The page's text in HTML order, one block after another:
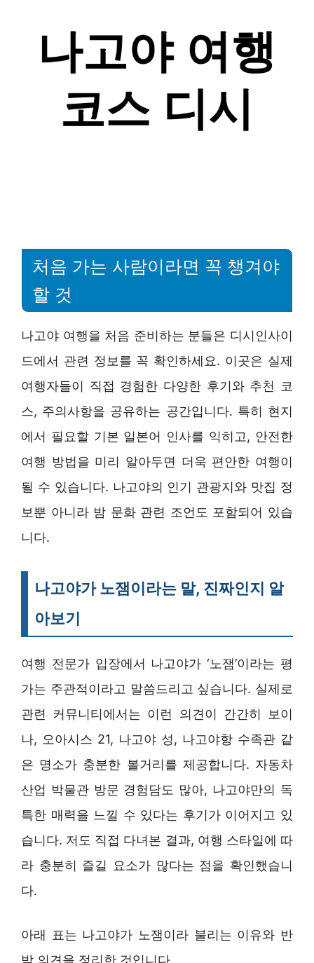
처음 가는 사람이라면 꼭 챙겨야
할 것
나고야 여행을 처음 준비하는 분들은 디시인사이
드에서 관련 정보를 꼭 확인하세요. 이곳은 실제
여행자들이 직접 경험한 다양한 후기와 추천 코
스, 주의사항을 공유하는 공간입니다. 특히 현지
에서 필요할 기본 일본어 인사를 익히고, 안전한
여행 방법을 미리 알아두면 더욱 편안한 여행이
될 수 있습니다. 나고야의 인기 관광지와 맛집 정
보뿐 아니라 밤 문화 관련 조언도 포함되어 있습
니다.
나고야가 노잼이라는 말, 진짜인지 알
아보기
여행 전문가 입장에서 나고야가 ‘노잼’이라는 평
가는 주관적이라고 말씀드리고 싶습니다. 실제로
관련 커뮤니티에서는 이런 의견이 간간히 보이
나, 오아시스 21, 나고야 성, 나고야항 수족관 같
은 명소가 충분한 볼거리를 제공합니다. 자동차
산업 박물관 방문 경험담도 많아, 나고야만의 독
특한 매력을 느낄 수 있다는 후기가 이어지고 있
습니다. 저도 직접 다녀본 결과, 여행 스타일에 따
라 충분히 즐길 요소가 많다는 점을 확인했습니
다.
아래 표는 나고야가 노잼이라 불리는 이유와 반
박 의견을 정리한 것입니다.